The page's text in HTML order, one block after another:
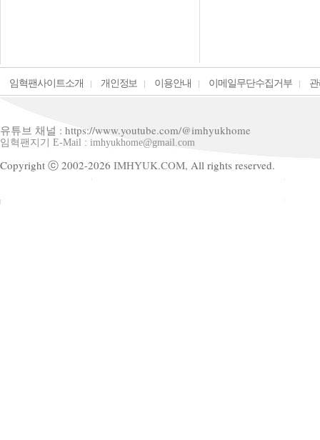
임혁팬사이트소개 개인정보 이용안내 이메일무단수집거부
유튜브 채널 : https://www.youtube.com/@imhyukhome
임혁팬지기 E-Mail : imhyukhome@gmail.com
Copyright ⓒ 2002-2026 IMHYUK.COM, All rights reserved.